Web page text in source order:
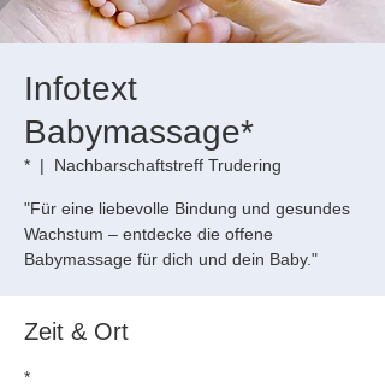
Infotext
Babymassage*
*
  |
Nachbarschaftstreff Trudering
"Für eine liebevolle Bindung und gesundes
Wachstum – entdecke die offene
Babymassage für dich und dein Baby."
Zeit & Ort
*